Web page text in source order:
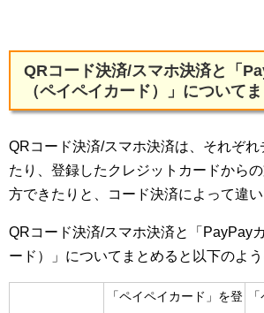
QRコード決済/スマホ決済と「
（ペイペイカード）」について
QRコード決済/スマホ決済は、それぞれ
たり、登録したクレジットカードから
方できたりと、コード決済によって違い
QRコード決済/スマホ決済と「PayPay
ード）」についてまとめると以下のよう
「ペイペイカード」を登